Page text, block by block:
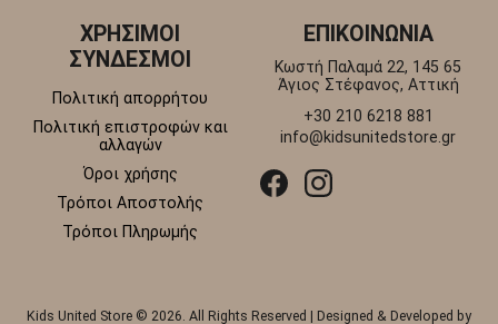
ΧΡΗΣΙΜΟΙ
ΣΥΝΔΕΣΜΟΙ
Πολιτική απορρήτου
Πολιτική επιστροφών και
αλλαγών
Όροι χρήσης
Τρόποι Αποστολής
Τρόποι Πληρωμής
ΕΠΙΚΟΙΝΩΝΙΑ
Κωστή Παλαμά 22, 145 65
Άγιος Στέφανος, Αττική
+30 210 6218 881
info@kidsunitedstore.gr
Kids United Store © 2026. All Rights Reserved | Designed & Developed by